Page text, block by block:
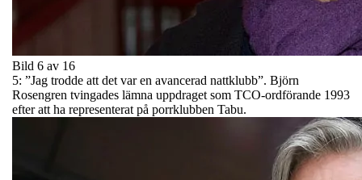
Bild 6 av 16
5: ”Jag trodde att det var en avancerad nattklubb”. Björn
Rosengren tvingades lämna uppdraget som TCO-ordförande 1993
efter att ha representerat på porrklubben Tabu.